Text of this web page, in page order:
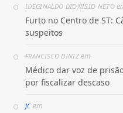
IDEGINALDO DIONÍSIO NETO
Furto no Centro de ST:
suspeitos
FRANCISCO DINIZem
Médico dar voz de
por fiscalizar descaso
JCem